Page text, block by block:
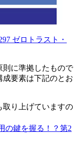
ゼロトラスト・
則に準拠したもので
要素は下記のとお
取り上げていますの
の鍵を握る！？第2